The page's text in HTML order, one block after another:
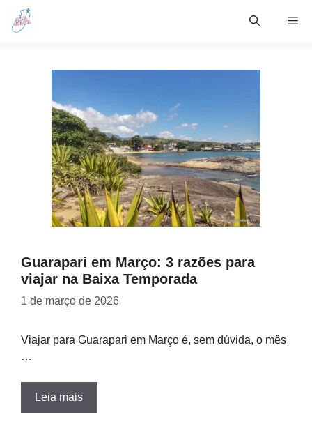
Skip
Guarapari em Março: 3 razões para
viajar na Baixa Temporada
1 de março de 2026
Viajar para Guarapari em Março é, sem dúvida, o mês
…
Leia mais